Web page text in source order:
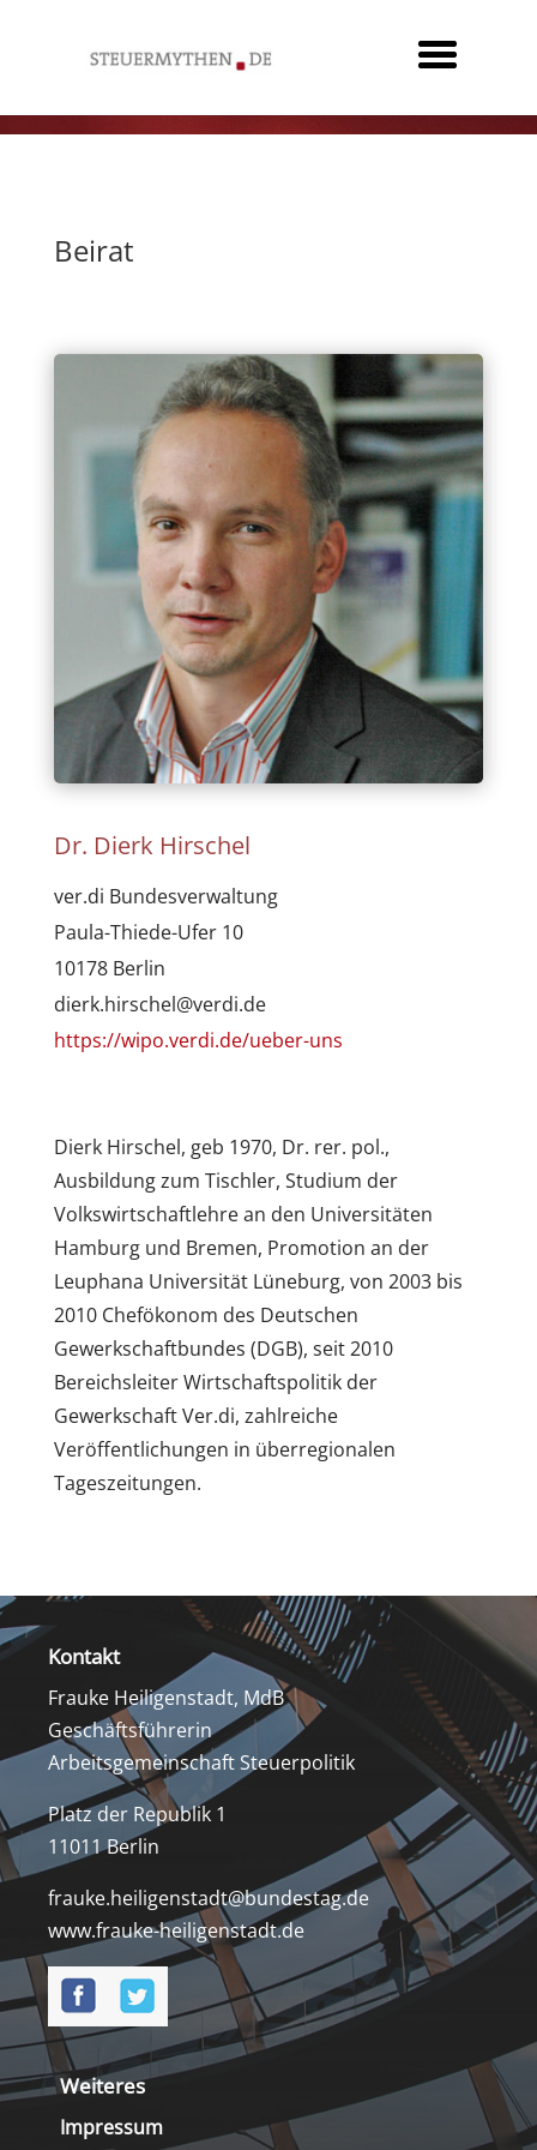
Beirat
Dr. Dierk Hirschel
ver.di Bundesverwaltung
Paula-Thiede-Ufer 10
10178 Berlin
dierk.hirschel@verdi.de
https://wipo.verdi.de/ueber-uns
Dierk Hirschel, geb 1970, Dr. rer. pol.,
Ausbildung zum Tischler, Studium der
Volkswirtschaftlehre an den Universitäten
Hamburg und Bremen, Promotion an der
Leuphana Universität Lüneburg, von 2003 bis
2010 Chefökonom des Deutschen
Gewerkschaftbundes (DGB), seit 2010
Bereichsleiter Wirtschaftspolitik der
Gewerkschaft Ver.di, zahlreiche
Veröffentlichungen in überregionalen
Tageszeitungen.
Kontakt
Frauke Heiligenstadt, MdB
Geschäftsführerin
Arbeitsgemeinschaft Steuerpolitik
Platz der Republik 1
11011 Berlin
frauke.heiligenstadt@bundestag.de
www.frauke-heiligenstadt.de
Weiteres
Impressum